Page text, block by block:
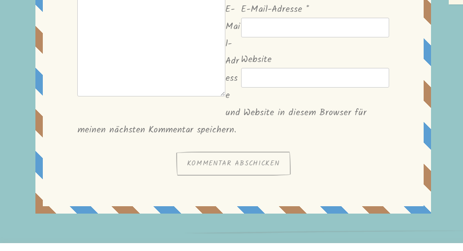
E-Mail-Adresse *
Website
E-
Mai
l-
Adr
ess
e
und Website in diesem Browser für
meinen nächsten Kommentar speichern.